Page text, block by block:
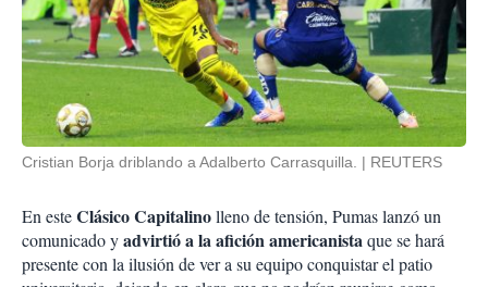
Cristian Borja driblando a Adalberto Carrasquilla. REUTERS
En esteClásico Capitalinolleno de tensión, Pumas lanzó un
comunicado yadvirtió a la aficiónamericanistaque se hará
presente con la ilusión de ver a su equipo conquistar el patio